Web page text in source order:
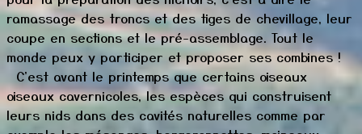
ramassage des troncs et des tiges de chevillage, leur
coupe en sections et le pré-assemblage. Tout le
monde peux y participer et proposer ses combines !
C'est avant le printemps que certains oiseaux
oiseauxcavernicoles, les espèces qui construisent
leurs nids dans des cavités naturelles comme par